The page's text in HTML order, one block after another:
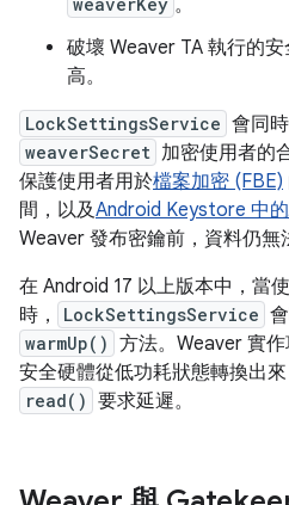
。
破壞 Weaver TA 執行的
高。
LockSettingsService 會同
weaverSecret 加密使用者的
保護使用者用於檔案加密 (FBE)
間，以及Android Keystore 中
Weaver 發布密鑰前，資料仍無
在 Android 17 以上版本中，當
時，
LockSettingsService
warmUp() 方法。Weaver 實
安全硬體從低功耗狀態轉換出
read() 要求延遲。